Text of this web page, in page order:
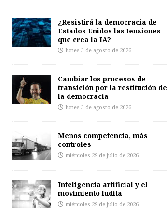
¿Resistirá la democracia de
Estados Unidos las tensiones
que crea la IA?
lunes 3 de agosto de 2026
Cambiar los procesos de
transición por la restitución de
la democracia
lunes 3 de agosto de 2026
Menos competencia, más
controles
miércoles 29 de julio de 2026
Inteligencia artificial y el
movimiento ludita
miércoles 29 de julio de 2026